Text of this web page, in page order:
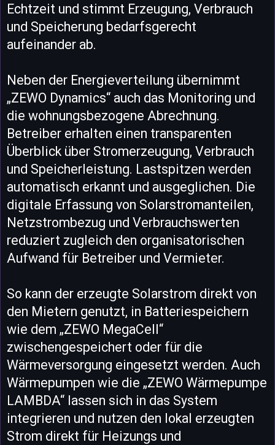
Echtzeit und stimmt Erzeugung, Verbrauch
und Speicherung bedarfsgerecht
aufeinander ab.
Neben der Energieverteilung übernimmt
„ZEWO Dynamics“ auch das Monitoring und
die wohnungsbezogene Abrechnung.
Betreiber erhalten einen transparenten
Überblick über Stromerzeugung, Verbrauch
und Speicherleistung. Lastspitzen werden
automatisch erkannt und ausgeglichen. Die
digitale Erfassung von Solarstromanteilen,
Netzstrombezug und Verbrauchswerten
reduziert zugleich den organisatorischen
Aufwand für Betreiber und Vermieter.
So kann der erzeugte Solarstrom direkt von
den Mietern genutzt, in Batteriespeichern
wie dem „ZEWO MegaCell“
zwischengespeichert oder für die
Wärmeversorgung eingesetzt werden. Auch
Wärmepumpen wie die „ZEWO Wärmepumpe
LAMBDA“ lassen sich in das System
integrieren und nutzen den lokal erzeugten
Strom direkt für Heizungs und